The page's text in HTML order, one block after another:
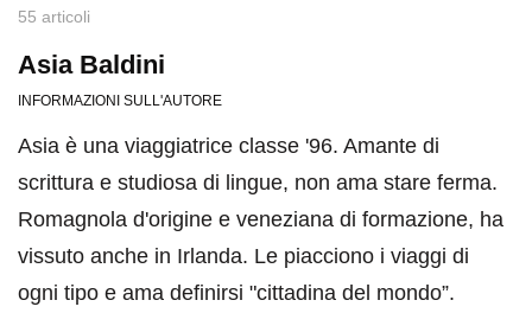
55 articoli
Asia Baldini
INFORMAZIONI SULL'AUTORE
Asia è una viaggiatrice classe '96. Amante di
scrittura e studiosa di lingue, non ama stare ferma.
Romagnola d'origine e veneziana di formazione, ha
vissuto anche in Irlanda. Le piacciono i viaggi di
ogni tipo e ama definirsi "cittadina del mondo”.